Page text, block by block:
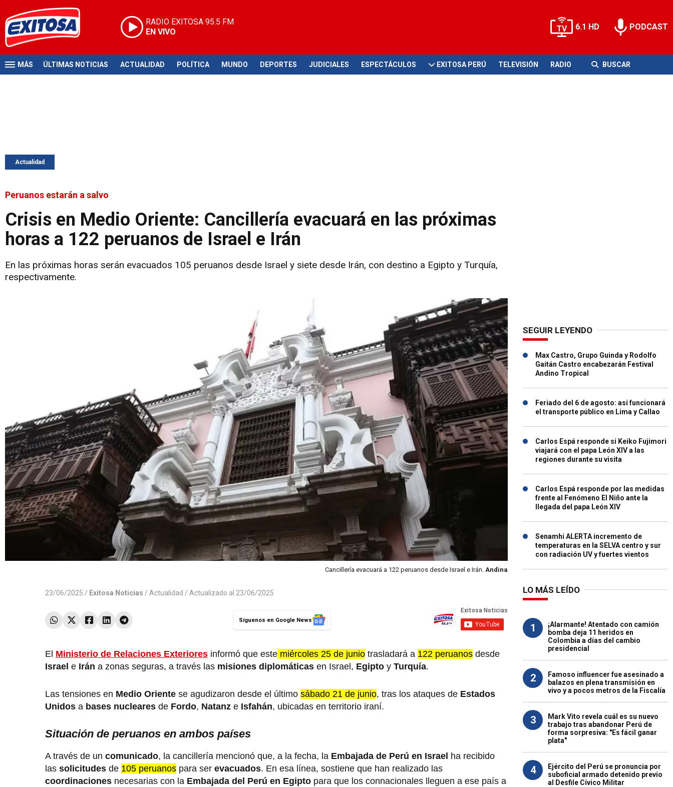
RADIO EXITOSA 95.5 FM
EN VIVO
6.1 HD PODCAST
MÁS ÚLTIMAS NOTICIAS ACTUALIDAD POLÍTICA MUNDO DEPORTES JUDICIALES ESPECTÁCULOS EXITOSA PERÚ TELEVISIÓN RADIO BUSCAR
Actualidad
Peruanos estarán a salvo
Crisis en Medio Oriente: Cancillería evacuará en las próximas
horas a 122 peruanos de Israel e Irán
En las próximas horas serán evacuados 105 peruanos desde Israel y siete desde Irán, con destino a Egipto y Turquía,
respectivamente.
Cancillería evacuará a 122 peruanos desde Israel e Irán. Andina
23/06/2025 / Exitosa Noticias / Actualidad / Actualizado al 23/06/2025
Síguenos en Google News
El Ministerio de Relaciones Exteriores informó que este miércoles 25 de junio trasladará a 122 peruanos desde
Israel e Irán a zonas seguras, a través las misiones diplomáticas en Israel, Egipto y Turquía.
Las tensiones en Medio Oriente se agudizaron desde el último sábado 21 de junio, tras los ataques de Estados
Unidos a bases nucleares de Fordo, Natanz e Isfahán, ubicadas en territorio iraní.
Situación de peruanos en ambos países
A través de un comunicado, la cancillería mencionó que, a la fecha, la Embajada de Perú en Israel ha recibido
las solicitudes de 105 peruanos para ser evacuados. En esa línea, sostiene que han realizado las
coordinaciones necesarias con la Embajada del Perú en Egipto para que los connacionales lleguen a ese país a
SEGUIR LEYENDO
Max Castro, Grupo Guinda y Rodolfo
Gaitán Castro encabezarán Festival
Andino Tropical
Feriado del 6 de agosto: así funcionará
el transporte público en Lima y Callao
Carlos Espá responde si Keiko Fujimori
viajará con el papa León XIV a las
regiones durante su visita
Carlos Espá responde por las medidas
frente al Fenómeno El Niño ante la
llegada del papa León XIV
Senamhi ALERTA incremento de
temperaturas en la SELVA centro y sur
con radiación UV y fuertes vientos
LO MÁS LEÍDO
1
¡Alarmante! Atentado con camión
bomba deja 11 heridos en
Colombia a días del cambio
presidencial
2
Famoso influencer fue asesinado a
balazos en plena transmisión en
vivo y a pocos metros de la Fiscalía
3
Mark Vito revela cuál es su nuevo
trabajo tras abandonar Perú de
forma sorpresiva: "Es fácil ganar
plata"
4
Ejército del Perú se pronuncia por
suboficial armado detenido previo
al Desfile Cívico Militar